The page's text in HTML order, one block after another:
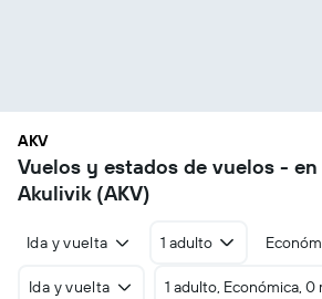
AKV
Vuelos y estados de vuelos -
Akulivik (AKV)
Ida y vuelta 1 adulto
Ida y vuelta 1 adulto, Económica, 0